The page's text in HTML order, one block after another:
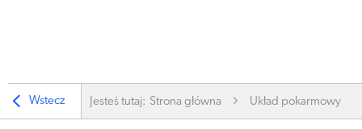
Wstecz Jesteś tutaj: Strona główna Układ pokarmowy